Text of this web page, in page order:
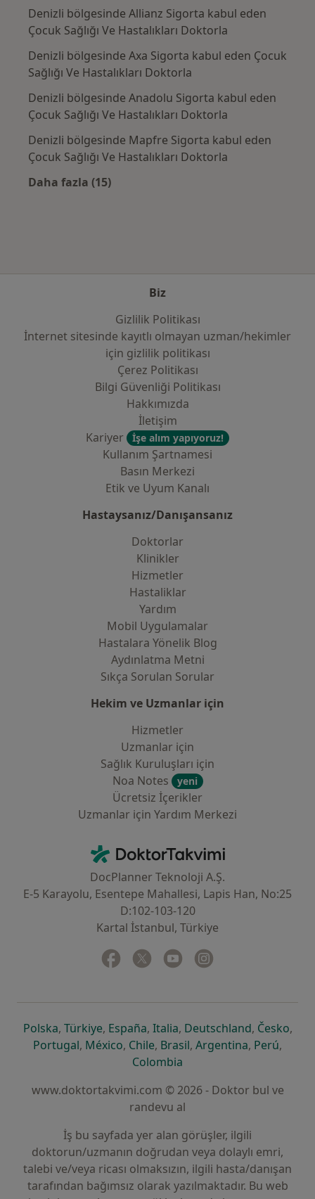
Denizli bölgesinde Allianz Sigorta kabul eden
Çocuk Sağlığı Ve Hastalıkları Doktorla
Denizli bölgesinde Axa Sigorta kabul eden Çocuk
Sağlığı Ve Hastalıkları Doktorla
Denizli bölgesinde Anadolu Sigorta kabul eden
Çocuk Sağlığı Ve Hastalıkları Doktorla
Denizli bölgesinde Mapfre Sigorta kabul eden
Çocuk Sağlığı Ve Hastalıkları Doktorla
Daha fazla (15)
Biz
Gizlilik Politikası
İnternet sitesinde kayıtlı olmayan uzman/hekimler
i̇çin gizlilik politikası
Çerez Politikası
Bilgi Güvenliği Politikası
Hakkımızda
İletişim
Kariyer
İşe alım yapıyoruz!
Kullanım Şartnamesi
Basın Merkezi
Etik ve Uyum Kanalı
Hastaysanız/Danışansanız
Doktorlar
Klinikler
Hizmetler
Hastaliklar
Yardım
Mobil Uygulamalar
Hastalara Yönelik Blog
Aydınlatma Metni
Sıkça Sorulan Sorular
Hekim ve Uzmanlar için
Hizmetler
Uzmanlar için
Sağlık Kuruluşları için
Noa Notes
yeni
Ücretsiz İçerikler
Uzmanlar için Yardım Merkezi
DoktorTakvimi - Ana Sayfa
DocPlanner Teknoloji A.Ş.
E-5 Karayolu, Esentepe Mahallesi, Lapis Han, No:25
D:102-103-120
Kartal İstanbul, Türkiye
Facebook
yeni bir sekmede açılır
Twitter
yeni bir sekmede açılır
Youtube
yeni bir sekmede açılır
Polskayeni bir sekmede açılır
, Türkiyeyeni bir sekmede açılır
, Españayeni bir sekmede açılır
, Italiayeni bir sekmede açılır
, Deutschlandyeni bir
, Českoyeni
,
Portugalyeni bir sekmede açılır
, Méxicoyeni bir sekmede açılır
, Chileyeni bir sekmede açılır
, Brasilyeni bir sekmede açılır
, Argentinayeni bir
, Perúyeni
,
Colombia
www.doktortakvimi.com © 2026 - Doktor bul ve
randevu al
İş bu sayfada yer alan görüşler, ilgili
doktorun/uzmanın doğrudan veya dolaylı emri,
talebi ve/veya ricası olmaksızın, ilgili hasta/danışan
tarafından bağımsız olarak yazılmaktadır. Bu web